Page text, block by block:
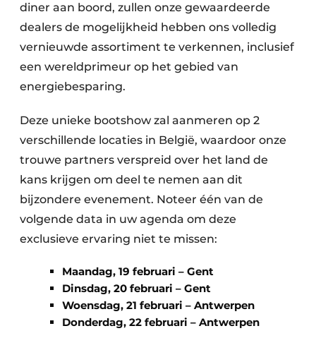
diner aan boord, zullen onze gewaardeerde
dealers de mogelijkheid hebben ons volledig
vernieuwde assortiment te verkennen, inclusief
een wereldprimeur op het gebied van
energiebesparing.
Deze unieke bootshow zal aanmeren op 2
verschillende locaties in België, waardoor onze
trouwe partners verspreid over het land de
kans krijgen om deel te nemen aan dit
bijzondere evenement. Noteer één van de
volgende data in uw agenda om deze
exclusieve ervaring niet te missen:
Maandag, 19 februari – Gent
Dinsdag, 20 februari – Gent
Woensdag, 21 februari – Antwerpen
Donderdag, 22 februari – Antwerpen